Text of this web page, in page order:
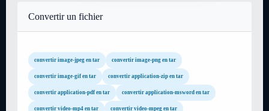
Convertir un fichier
convertir image-jpeg en tar convertir image-png en tar
convertir image-gif en tar convertir application-zip en tar
convertir application-pdf en tar convertir application-msword en tar
convertir video-mp4 en tar convertir video-mpeg en tar